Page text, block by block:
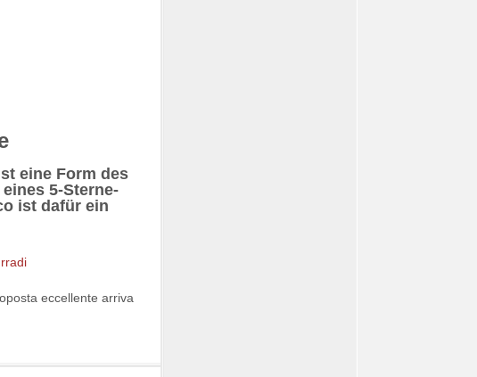
eine Form des
5-Sterne-
ist dafür ein
eccellente arriva